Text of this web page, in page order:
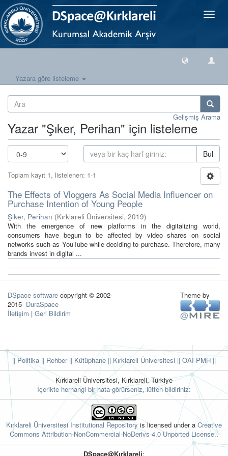
Geçiş
Yazara göre listeleme
Gelişmiş Arama
Yazar "Şıker, Perihan" için listeleme
Bul
Toplam kayıt 1, listelenen: 1-1
The Effects of Vloggers As Social Media Influencer on
Purchase Intention of Young People
Şıker, Perihan (Kırklareli Üniversitesi, 2019)
With the emergence of new platforms in the digitalizing world,
consumers have begun to be affected by video shares on social
networks such as YouTube while deciding to purchase. Therefore, many
brands invest in digital ...
DSpace software copyright © 2002-
2015 DuraSpace
İletişim | Geri Bildirim
Theme by
|| Politika || Rehber|| Kütüphane || Kırklareli Üniversitesi || OAI-PMH ||
Kırklareli Üniversitesi, Kırklareli, Türkiye
İçerikte herhangi bir hata görürseniz, lütfen bildiriniz:
Kırklareli Üniversitesi Institutional Repository is licensed under a Creative
Commons Attribution-NonCommercial-NoDerivs 4.0 Unported License..
DSpace@Kırklareli: